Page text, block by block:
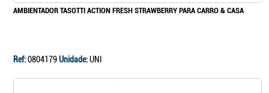
AMBIENTADOR TASOTTI ACTION FRESH STRAWBERRY PARA CARRO & CASA
Ref:0804179Unidade:UNI